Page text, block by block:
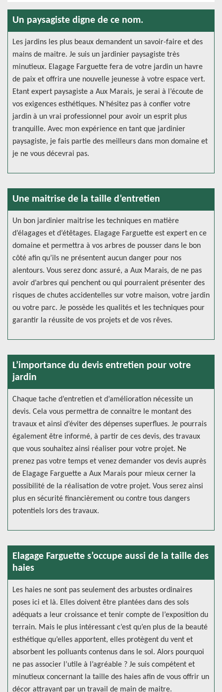
Un paysagiste digne de ce nom.
Les jardins les plus beaux demandent un savoir-faire et des
mains de maitre. Je suis un jardinier paysagiste très
minutieux. Elagage Farguette fera de votre jardin un havre
de paix et offrira une nouvelle jeunesse à votre espace vert.
Etant expert paysagiste a Aux Marais, je serai à l’écoute de
vos exigences esthétiques. N’hésitez pas à confier votre
jardin à un vrai professionnel pour avoir un esprit plus
tranquille. Avec mon expérience en tant que jardinier
paysagiste, je fais partie des meilleurs dans mon domaine et
je ne vous décevrai pas.
Une maitrise de la taille d’entretien
Un bon jardinier maitrise les techniques en matière
d’élagages et d’étêtages. Elagage Farguette est expert en ce
domaine et permettra à vos arbres de pousser dans le bon
côté afin qu’ils ne présentent aucun danger pour nos
alentours. Vous serez donc assuré, a Aux Marais, de ne pas
avoir d’arbres qui penchent ou qui pourraient présenter des
risques de chutes accidentelles sur votre maison, votre jardin
ou votre parc. Je possède les qualités et les techniques pour
garantir la réussite de vos projets et de vos rêves.
L’importance du devis entretien pour votre
jardin
Chaque tache d’entretien et d’amélioration nécessite un
devis. Cela vous permettra de connaitre le montant des
travaux et ainsi d’éviter des dépenses superflues. Je pourrais
également être informé, à partir de ces devis, des travaux
que vous souhaitez ainsi réaliser pour votre projet. Ne
prenez pas votre temps et venez demander vos devis auprès
de Elagage Farguette a Aux Marais pour mieux cerner la
possibilité de la réalisation de votre projet. Vous serez ainsi
plus en sécurité financièrement ou contre tous dangers
potentiels lors des travaux.
Elagage Farguette s’occupe aussi de la taille des
haies
Les haies ne sont pas seulement des arbustes ordinaires
poses ici et là. Elles doivent être plantées dans des sols
adéquats a leur croissance et tenir compte de l’exposition du
terrain. Mais le plus intéressant c’est qu’en plus de la beauté
esthétique qu’elles apportent, elles protègent du vent et
absorbent les polluants contenus dans le sol. Alors pourquoi
ne pas associer l’utile à l’agréable ? Je suis compétent et
minutieux concernant la taille des haies afin de vous offrir un
décor attrayant par un travail de main de maitre.